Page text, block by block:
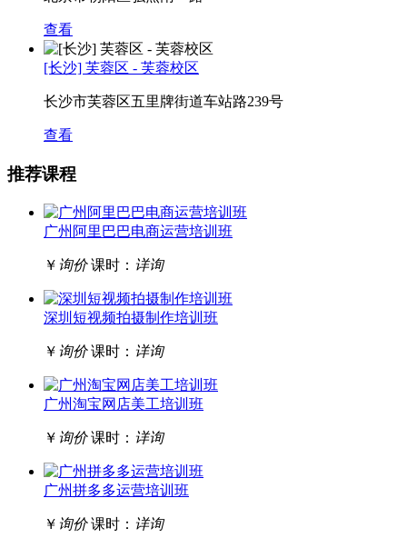
查看
[长沙] 芙蓉区 - 芙蓉校区
长沙市芙蓉区五里牌街道车站路239号
查看
推荐课程
广州阿里巴巴电商运营培训班
￥ 询价 课时： 详询
深圳短视频拍摄制作培训班
￥ 询价 课时： 详询
广州淘宝网店美工培训班
￥ 询价 课时： 详询
广州拼多多运营培训班
￥ 询价 课时： 详询